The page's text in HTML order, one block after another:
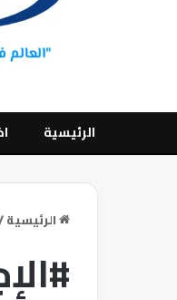
الرئيسية
الرئيسية